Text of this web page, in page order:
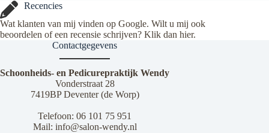
Recencies
Wat klanten van mij vinden op Google. Wilt u mij ook
beoordelen of een recensie schrijven? Klik dan hier.
Contactgegevens
Schoonheids- en Pedicurepraktijk Wendy
Vonderstraat 28
7419BP Deventer (de Worp)
Telefoon: 06 101 75 951
Mail: info@salon-wendy.nl